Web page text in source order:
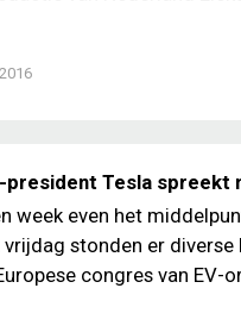
president Tesla
week even het
stonden er diverse
congres van EV-